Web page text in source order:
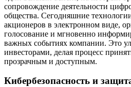
сопровождение деятельности
общества. Сегодняшние
акционеров в электронном виде,
голосование и мгновенно
важных событиях компании. Это
инвесторами, делая процесс
прозрачным и доступным.
Кибербезопасность и